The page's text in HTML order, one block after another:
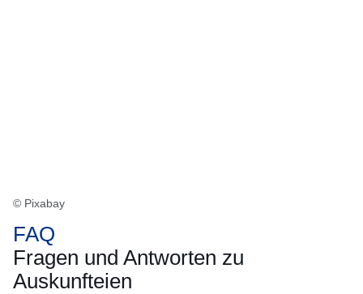
© Pixabay
FAQ
Fragen und Antworten zu
Auskunfteien